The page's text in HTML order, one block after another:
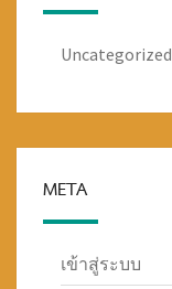
Uncategorized
META
เข้าสู่ระบบ